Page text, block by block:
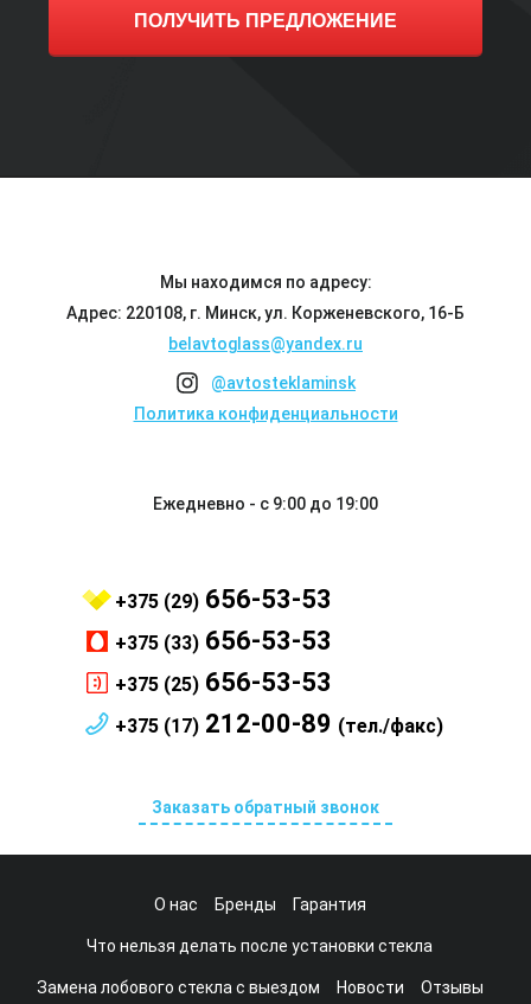
ПОЛУЧИТЬ ПРЕДЛОЖЕНИЕ
Мы находимся по адресу:
Адрес: 220108, г. Минск, ул. Корженевского, 16-Б
belavtoglass@yandex.ru
@avtosteklaminsk
Политика конфиденциальности
Ежедневно - с 9:00 до 19:00
+375 (29) 656-53-53
+375 (33) 656-53-53
+375 (25) 656-53-53
+375 (17) 212-00-89 (тел./факс)
Заказать обратный звонок
О нас Бренды Гарантия
Что нельзя делать после установки стекла
Замена лобового стекла с выездом Новости Отзывы